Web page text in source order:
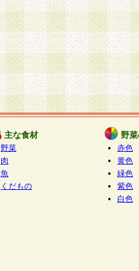
主な食材
野菜
肉
魚
くだもの
野
赤色
黄色
緑色
紫色
白色